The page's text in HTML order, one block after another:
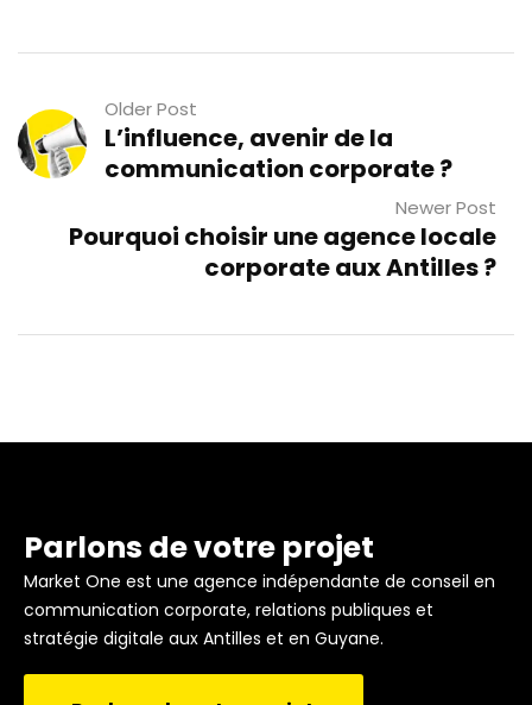
Older Post
L’influence, avenir de la
communication corporate ?
Newer Post
Pourquoi choisir une agence locale
corporate aux Antilles ?
Parlons de votre projet
Market One est une agence indépendante de conseil en
communication corporate, relations publiques et
stratégie digitale aux Antilles et en Guyane.